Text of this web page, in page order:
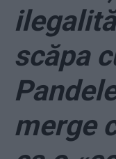
scăpa
merge